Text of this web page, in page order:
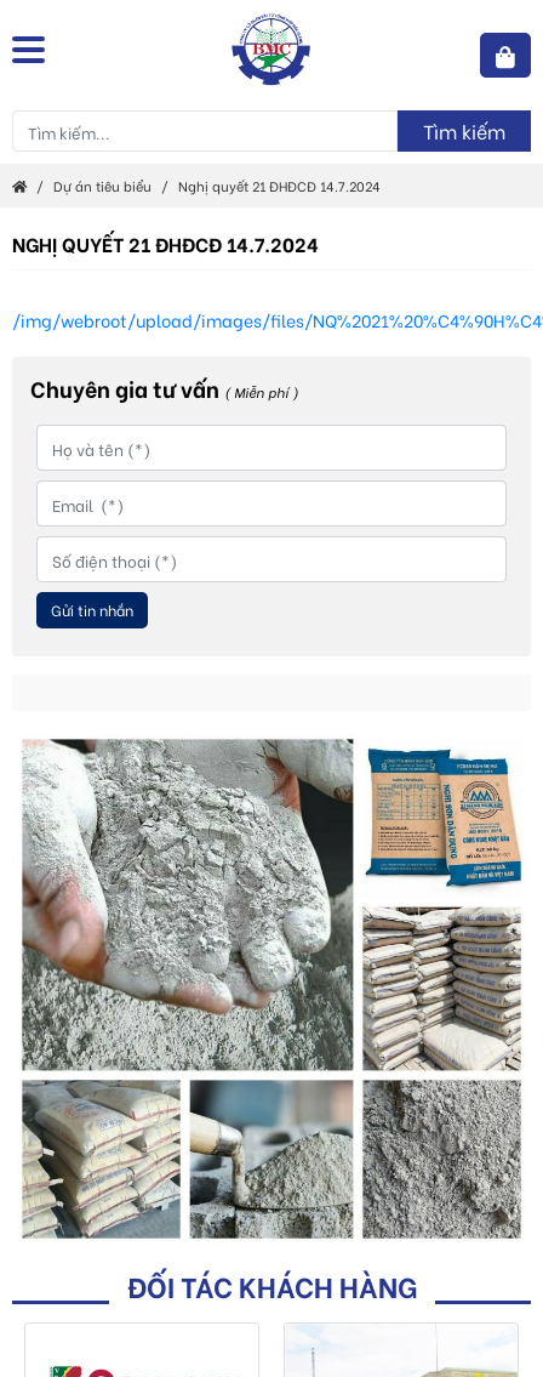
Tìm kiếm
Dự án tiêu biểu Nghị quyết 21 ĐHĐCĐ 14.7.2024
NGHỊ QUYẾT 21 ĐHĐCĐ 14.7.2024
/img/webroot/upload/images/files/
Chuyên gia tư vấn ( Miễn phí )
Gửi tin nhắn
ĐỐI TÁC KHÁCH HÀNG